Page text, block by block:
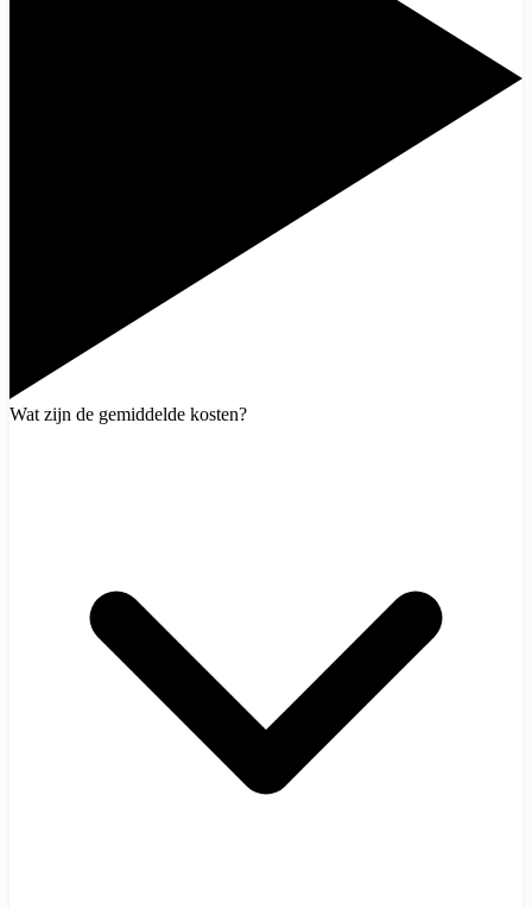
Wat zijn de gemiddelde kosten?